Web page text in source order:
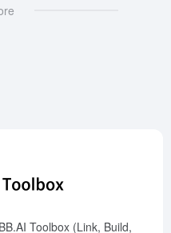
Toolbox (Link, Build,